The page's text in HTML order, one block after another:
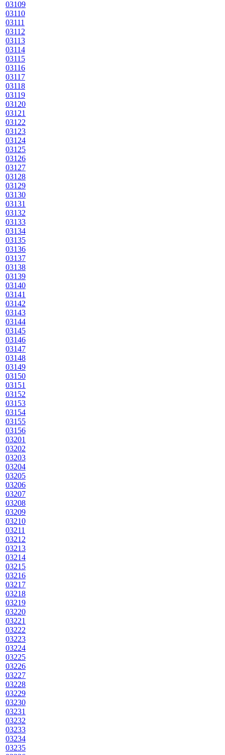
03109
03110
03111
03112
03113
03114
03115
03116
03117
03118
03119
03120
03121
03122
03123
03124
03125
03126
03127
03128
03129
03130
03131
03132
03133
03134
03135
03136
03137
03138
03139
03140
03141
03142
03143
03144
03145
03146
03147
03148
03149
03150
03151
03152
03153
03154
03155
03156
03201
03202
03203
03204
03205
03206
03207
03208
03209
03210
03211
03212
03213
03214
03215
03216
03217
03218
03219
03220
03221
03222
03223
03224
03225
03226
03227
03228
03229
03230
03231
03232
03233
03234
03235